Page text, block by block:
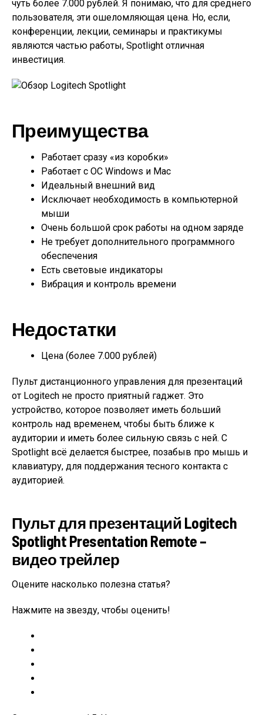
чуть более 7.000 рублей. Я понимаю, что для среднего
пользователя, эти ошеломляющая цена. Но, если,
конференции, лекции, семинары и практикумы
являются частью работы, Spotlight отличная
инвестиция.
Преимущества
Работает сразу «из коробки»
Работает с ОС Windows и Mac
Идеальный внешний вид
Исключает необходимость в компьютерной
мыши
Очень большой срок работы на одном заряде
Не требует дополнительного программного
обеспечения
Есть световые индикаторы
Вибрация и контроль времени
Недостатки
Цена (более 7.000 рублей)
Пульт дистанционного управления для презентаций
от Logitech не просто приятный гаджет. Это
устройство, которое позволяет иметь больший
контроль над временем, чтобы быть ближе к
аудитории и иметь более сильную связь с ней. С
Spotlight всё делается быстрее, позабыв про мышь и
клавиатуру, для поддержания тесного контакта с
аудиторией.
Пульт для презентаций Logitech
Spotlight Presentation Remote –
видео трейлер
Оцените насколько полезна статья?
Нажмите на звезду, чтобы оценить!